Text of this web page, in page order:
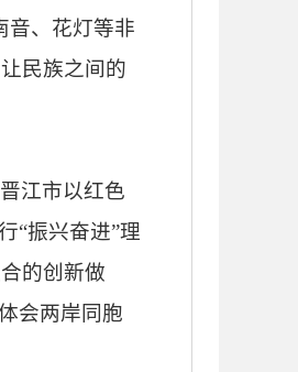
音、花灯等非
民族之间的
江市以红色
“振兴奋进”理
的创新做
会两岸同胞